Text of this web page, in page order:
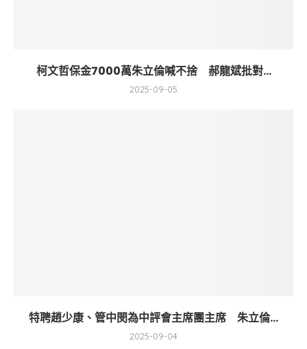
柯文哲保金7000萬朱立倫喊不捨 郝龍斌批對...
2025-09-05
特聘趙少康、管中閔為中評會主席團主席 朱立倫...
2025-09-04